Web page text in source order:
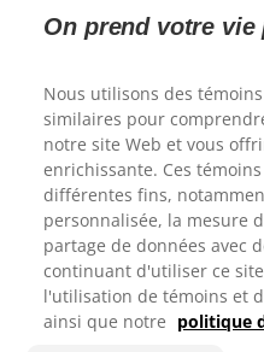
Nous nous engageons à
environnemental
PRODUITS
SANTÉ BUCCO-
On prend votre vie
Nous utilisons des
similaires pour
notre site Web et vous
enrichissante. Ces
différentes fins,
personnalisée, la mesure
partage de données avec
continuant d'utiliser ce
l'utilisation de témoins et
ainsi que notre politique
Merci de
Êtes-vous satisfait de